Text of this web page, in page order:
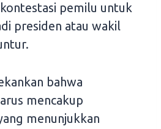
pemilu untuk
presiden atau wakil
bahwa
mencakup
menunjukkan